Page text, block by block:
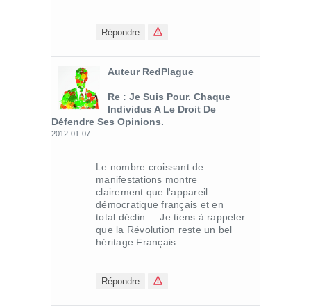
Répondre
Auteur RedPlague
Re : Je Suis Pour. Chaque
Individus A Le Droit De
Défendre Ses Opinions.
2012-01-07
Le nombre croissant de
manifestations montre
clairement que l'appareil
démocratique français et en
total déclin.... Je tiens à rappeler
que la Révolution reste un bel
héritage Français
Répondre